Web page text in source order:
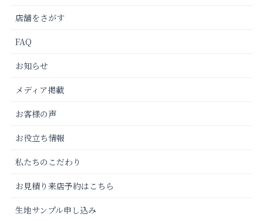
店舗をさがす
FAQ
お知らせ
メディア掲載
お客様の声
お役立ち情報
私たちのこだわり
お見積り来店予約はこちら
生地サンプル申し込み